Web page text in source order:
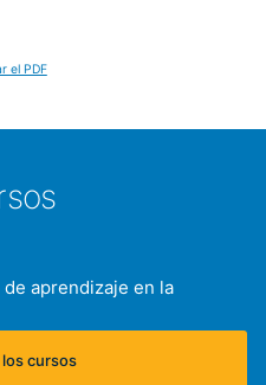
el PDF
aprendizaje en la
cursos
(se abre en una nueva pestaña)